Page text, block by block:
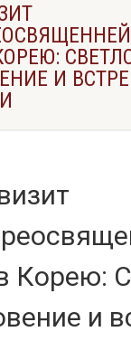
И
Корею:
и